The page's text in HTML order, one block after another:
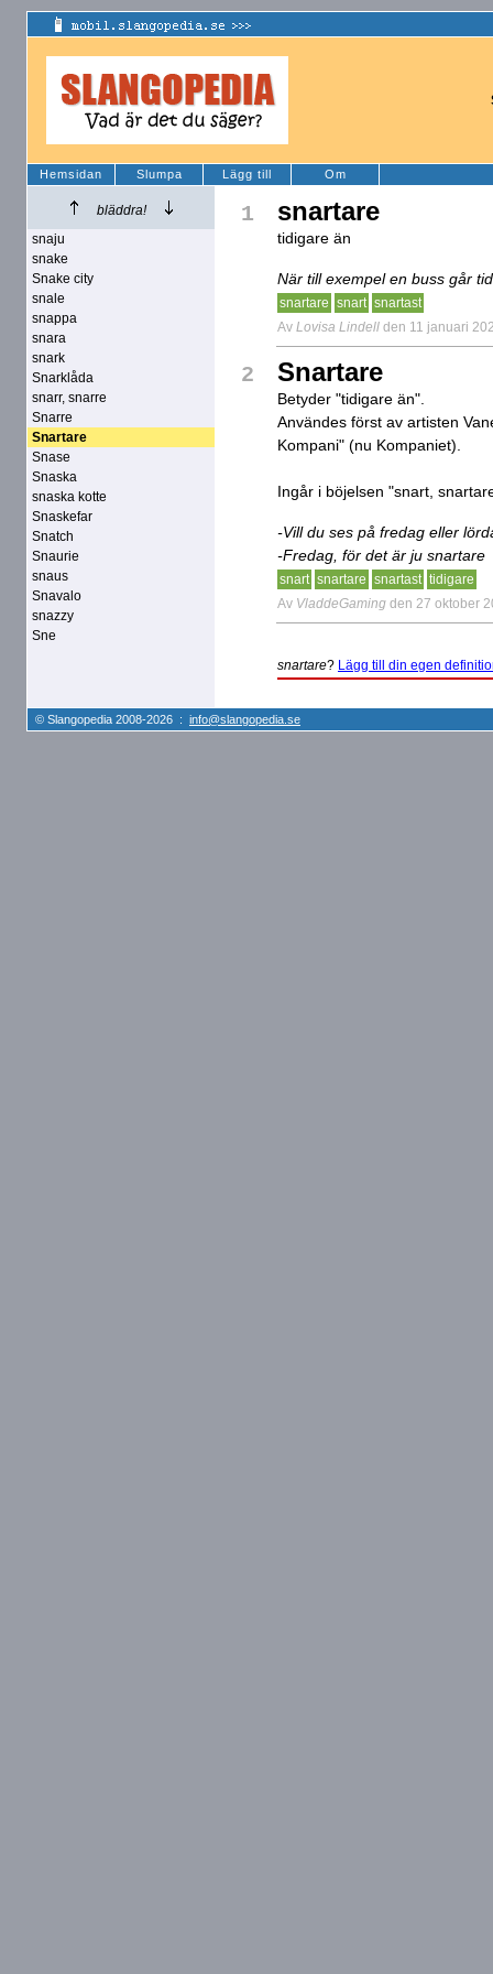
Hemsidan Slumpa Lägg till Om
bläddra!
snaju
snake
Snake city
snale
snappa
snara
snark
Snarklåda
snarr, snarre
Snarre
Snartare
Snase
Snaska
snaska kotte
Snaskefar
Snatch
Snaurie
snaus
Snavalo
snazzy
Sne
1 snartare
tidigare än
När till exempel en buss går
snartare snart snartast
Av Lovisa Lindell den 11 januari
2 Snartare
Betyder "tidigare än".
Användes först av artisten
Kompani" (nu Kompaniet).
Ingår i böjelsen "snart,
-Vill du ses på fredag eller
-Fredag, för det är ju snartare
snart snartare snartast tidigare
Av VladdeGaming den 27 oktober
snartare? Lägg till din egen
© Slangopedia 2008-2026 : info@slangopedia.se